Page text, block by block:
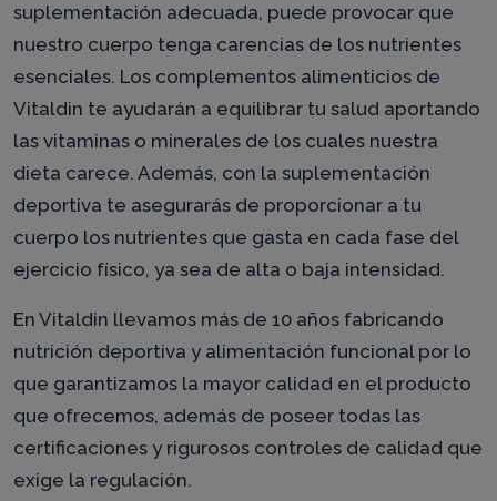
suplementación adecuada, puede provocar que
nuestro cuerpo tenga carencias de los nutrientes
esenciales. Los complementos alimenticios de
Vitaldin te ayudarán a equilibrar tu salud aportando
las vitaminas o minerales de los cuales nuestra
dieta carece. Además, con la suplementación
deportiva te asegurarás de proporcionar a tu
cuerpo los nutrientes que gasta en cada fase del
ejercicio físico, ya sea de alta o baja intensidad.
En Vitaldin llevamos más de 10 años fabricando
nutrición deportiva y alimentación funcional por lo
que garantizamos la mayor calidad en el producto
que ofrecemos, además de poseer todas las
certificaciones y rigurosos controles de calidad que
exige la regulación.